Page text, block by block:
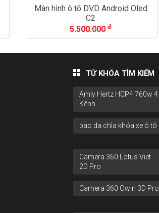
Bộ chia tẩu sạc đa năng 3in1
Lifepro L901-E
120.000đ
TỪ KHÓA TÌM KIẾM
Amly Hertz HCP4 760w 4
Kênh
bao da chìa khóa xe ô tô
Camera 360 Lotus Viet
2D Pro
Camera 360 Owin 3D Pro